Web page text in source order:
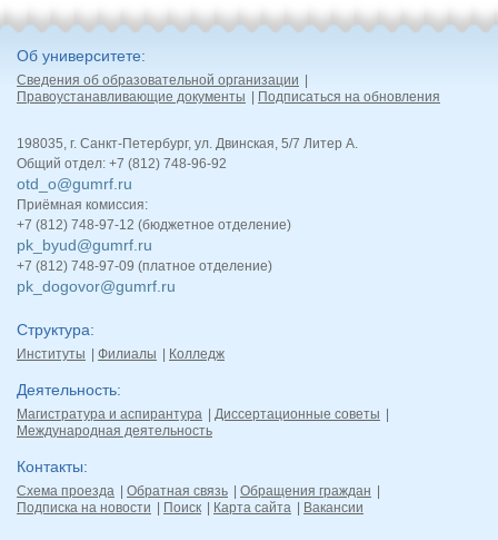
Об университете
Сведения об образовательной организации
Правоустанавливающие документы
Подписаться на обновления
198035, г. Санкт-Петербург, ул. Двинская, 5/7 Литер А.
Общий отдел: +7 (812) 748-96-92
otd_o@gumrf.ru
Приёмная комиссия:
+7 (812) 748-97-12 (бюджетное отделение)
pk_byud@gumrf.ru
+7 (812) 748-97-09 (платное отделение)
pk_dogovor@gumrf.ru
Структура
Институты Филиалы Колледж
Деятельность
Магистратура и аспирантура
Диссертационные советы
Международная деятельность
Контакты
Схема проезда Обратная связь
Обращения граждан
Подписка на новости
Поиск Карта сайта Вакансии